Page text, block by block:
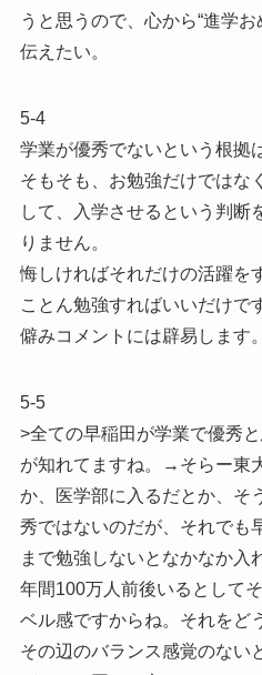
うと思うので、心から“進学
伝えたい。
5-4
学業が優秀でないという根拠
そもそも、お勉強だけではな
して、入学させるという判断
りません。
悔しければそれだけの活躍を
ことん勉強すればいいだけで
僻みコメントには辟易します。
5-5
>全ての早稲田が学業で優秀
が知れてますね。→そらー東
か、医学部に入るだとか、そ
秀ではないのだが、それでも
まで勉強しないとなかなか入
年間100万人前後いるとして
ベル感ですからね。それをど
その辺のバランス感覚のない